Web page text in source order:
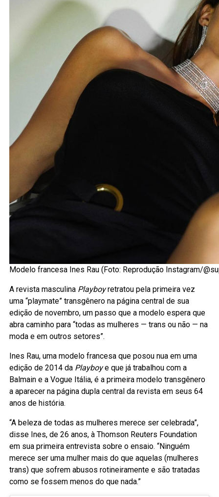
Modelo francesa Ines Rau (Foto: Reprodução Instagram/
A revista masculina Playboyretratou pela primeira vez
uma “playmate” transgênero na página central de sua
edição de novembro, um passo que a modelo espera que
abra caminho para “todas as mulheres — trans ou não — na
moda e em outros setores”.
Ines Rau, uma modelo francesa que posou nua em uma
edição de 2014 da Playboye que já trabalhou com a
Balmain e a Vogue Itália, é a primeira modelo transgênero
a aparecer na página dupla central da revista em seus 64
anos de história.
“A beleza de todas as mulheres merece ser celebrada”,
disse Ines, de 26 anos, à Thomson Reuters Foundation
em sua primeira entrevista sobre o ensaio. “Ninguém
merece ser uma mulher mais do que aquelas (mulheres
trans) que sofrem abusos rotineiramente e são tratadas
como se fossem menos do que nada.”